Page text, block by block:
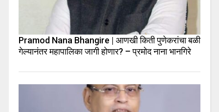
Pramod Nana Bhangire | आणखी किती पुणेकरांचा बळी
गेल्यानंतर महापालिका जागी होणार? – प्रमोद नाना भानगिरे